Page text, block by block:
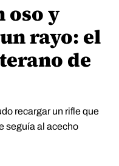
oso y
rayo: el
de
recargar un rifle que
seguía al acecho